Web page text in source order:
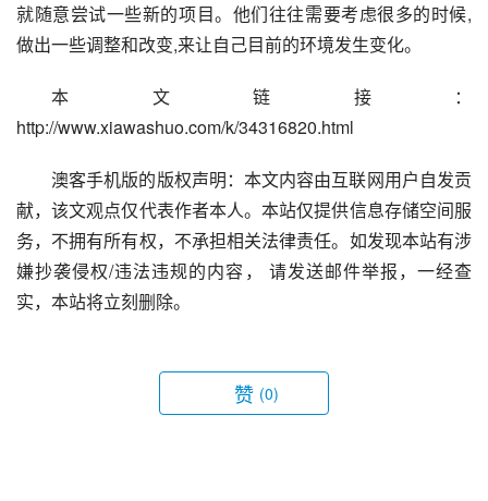
就随意尝试一些新的项目。他们往往需要考虑很多的时候,
做出一些调整和改变,来让自己目前的环境发生变化。
本文链接：
http://www.xiawashuo.com/k/34316820.html
澳客手机版的版权声明：本文内容由互联网用户自发贡
献，该文观点仅代表作者本人。本站仅提供信息存储空间服
务，不拥有所有权，不承担相关法律责任。如发现本站有涉
嫌抄袭侵权/违法违规的内容， 请发送邮件举报，一经查
实，本站将立刻删除。
赞 (0)